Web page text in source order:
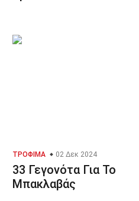
ΤΡΌΦΙΜΑ 02 Δεκ 2024
33 Γεγονότα Για Το
Μπακλαβάς